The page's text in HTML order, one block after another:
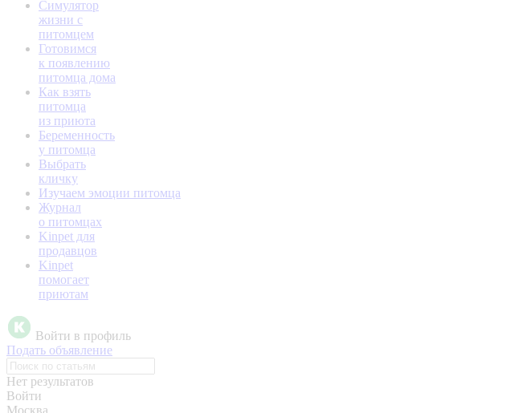
Симулятор
жизни с
питомцем
Готовимся
к появлению
питомца дома
Как взять
питомца
из приюта
Беременность
у питомца
Выбрать
кличку
Изучаем эмоции питомца
Журнал
о питомцах
Kinpet для
продавцов
Kinpet
помогает
приютам
Войти в профиль
Подать объявление
Нет результатов
Войти
Москва